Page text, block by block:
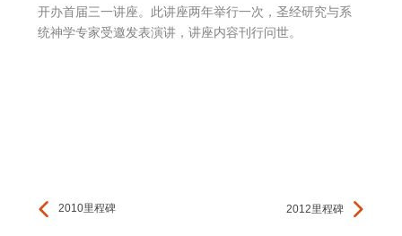
开办首届三一讲座。此讲座两年举行一次，圣经研究与系
统神学专家受邀发表演讲，讲座内容刊行问世。
2010里程碑 2012里程碑